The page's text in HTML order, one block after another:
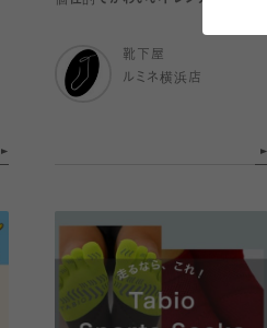
靴下屋
ルミネ横浜店